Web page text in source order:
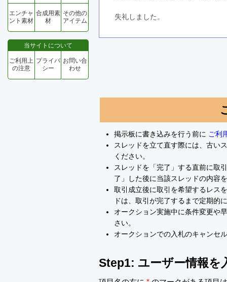
エンチャ
ント素材
合成用素
材
その他の
アイテム
当サイトについて
ご利用上
の注意
プライバ
シー
お問い合
わせ
失礼しました。
掲示板に書き込みを行う前に ご利
スレッドを立て直す際には、古い
ください。
スレッドを「完了」する直前に取
了」した後に当該スレッドの内容
取引成立後に取引を希望するレス
ドは、取引が完了するまで定期的
オークション実施中に条件変更や
さい。
オークションでの入札のキャンセ
Step1: ユーザー情報を